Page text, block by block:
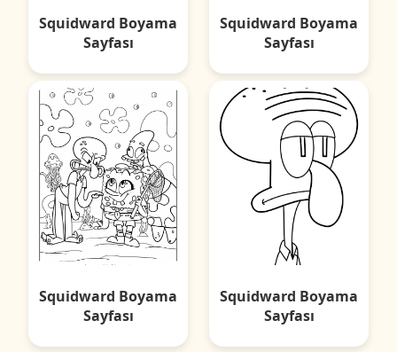
Squidward Boyama
Sayfası
Squidward Boyama
Sayfası
Squidward Boyama
Sayfası
Squidward Boyama
Sayfası